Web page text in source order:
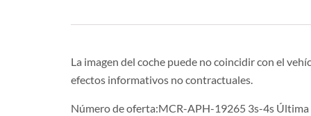
La imagen del coche puede no coincidir con el
efectos informativos no contractuales.
Número de oferta:MCR-APH-19265 3s-4s